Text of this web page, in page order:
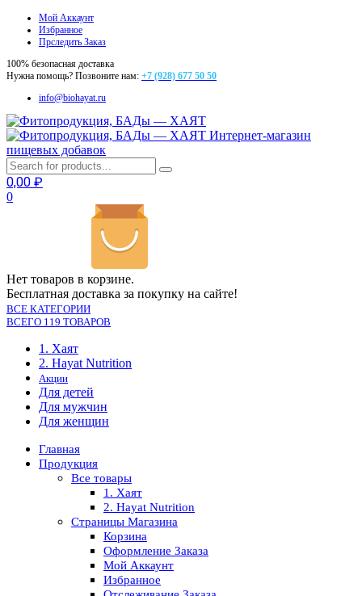
Мой Аккаунт
Избранное
Прследить Заказ
100% безопасная доставка
Нужна помощь? Позвоните нам: +7 (928) 677 50 50
info@biohayat.ru
Интернет-магазин
пищевых добавок
0,00 ₽
0
Нет товаров в корзине.
Бесплатная доставка за покупку на сайте!
ВСЕ КАТЕГОРИИ
ВСЕГО 119 ТОВАРОВ
1. Хаят
2. Hayat Nutrition
Акции
Для детей
Для мужчин
Для женщин
Главная
Продукция
Все товары
1. Хаят
2. Hayat Nutrition
Страницы Магазина
Корзина
Оформление Заказа
Мой Аккаунт
Избранное